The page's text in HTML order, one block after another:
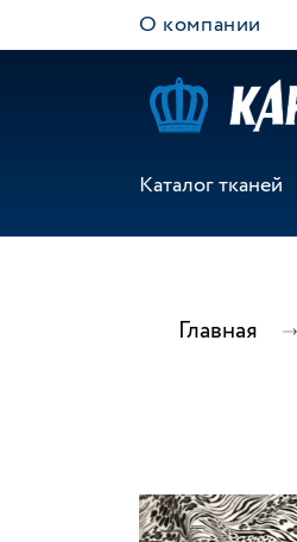
О компании
Каталог тканей
Главная